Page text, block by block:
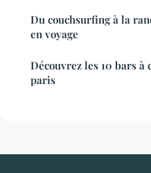
Du couchsurfing à la
en voyage
Découvrez les 10 bars
paris